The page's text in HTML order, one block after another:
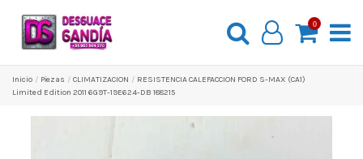
0
Inicio Pіezas CLIMATIZACION
RESISTENCIA CALEFACCION FORD S-MAX (CA1)
Limited Edition 2011 6G9T-19E624-DB 188215